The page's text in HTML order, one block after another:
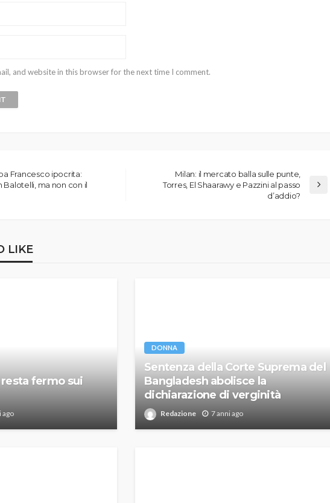
and website in this browser for the next time I comment.
Francesco ipocrita:
Balotelli, ma non con il
Milan: il mercato balla sulle punte,
Torres, El Shaarawy e Pazzini al passo
d’addio?
LIKE
resta fermo sui
ago
DONNA
Sentenza della Corte Suprema del
Bangladesh abolisce la
dichiarazione di verginità
Redazione 7 anni ago